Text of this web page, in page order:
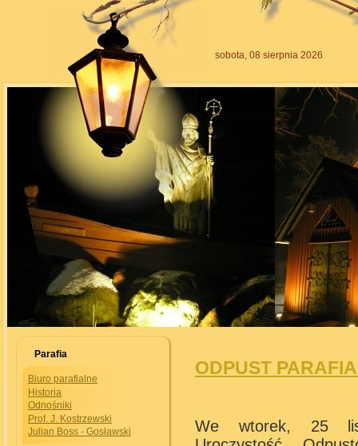
sobota, 08 sierpnia 2026
Parafia
Biuro parafialne
Historia
Odnośniki
Prof. J. Kostrzewski
Julian Boss - Gosławski
ODPUST
We wtorek, 25